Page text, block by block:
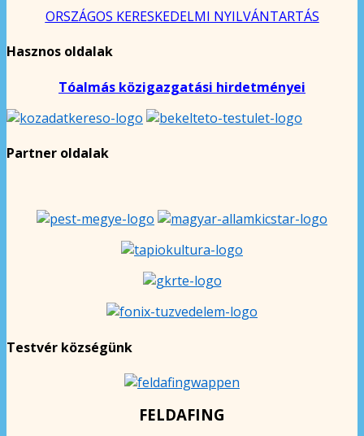
ORSZÁGOS KERESKEDELMI NYILVÁNTARTÁS
Hasznos oldalak
Tóalmás közigazgatási hirdetményei
Partner oldalak
Testvér községünk
FELDAFING